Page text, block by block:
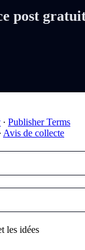
post
∙ Publisher Terms
∙ Avis de collecte
les idées